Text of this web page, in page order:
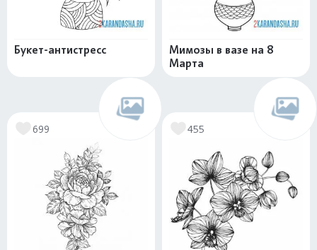
Букет-антистресс
Мимозы в вазе на 8
Марта
699 455